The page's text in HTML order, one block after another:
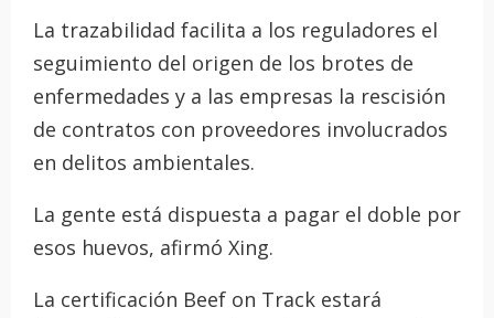
La trazabilidad facilita a los reguladores el
seguimiento del origen de los brotes de
enfermedades y a las empresas la rescisión
de contratos con proveedores involucrados
en delitos ambientales.
La gente está dispuesta a pagar el doble por
esos huevos, afirmó Xing.
La certificación Beef on Track estará